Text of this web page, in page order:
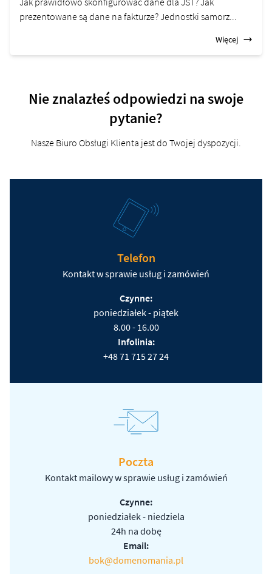
prezentowane są dane na fakturze? Jednostki samorz...
Więcej
Nie znalazłeś odpowiedzi na swoje
pytanie?
Nasze Biuro Obsługi Klienta jest do Twojej dyspozycji.
Telefon
Kontakt w sprawie usług i zamówień
Czynne:
poniedziałek - piątek
8.00 - 16.00
Infolinia:
+48 71 715 27 24
Poczta
Kontakt mailowy w sprawie usług i zamówień
Czynne:
poniedziałek - niedziela
24h na dobę
Email:
bok@domenomania.pl